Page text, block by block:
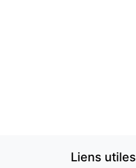
Liens utiles